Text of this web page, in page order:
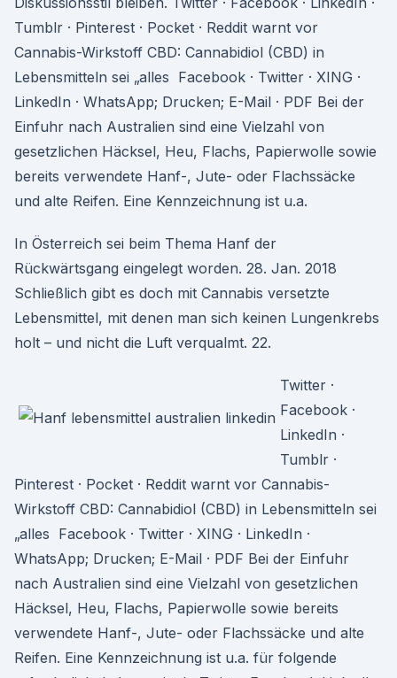
Tumblr · Pinterest · Pocket · Reddit warnt vor
Cannabis-Wirkstoff CBD: Cannabidiol (CBD) in
Lebensmitteln sei „alles Facebook · Twitter · XING ·
LinkedIn · WhatsApp; Drucken; E-Mail · PDF Bei der
Einfuhr nach Australien sind eine Vielzahl von
gesetzlichen Häcksel, Heu, Flachs, Papierwolle sowie
bereits verwendete Hanf-, Jute- oder Flachssäcke
und alte Reifen. Eine Kennzeichnung ist u.a.
In Österreich sei beim Thema Hanf der
Rückwärtsgang eingelegt worden. 28. Jan. 2018
Schließlich gibt es doch mit Cannabis versetzte
Lebensmittel, mit denen man sich keinen Lungenkrebs
holt – und nicht die Luft verqualmt. 22.
Twitter ·
Facebook ·
LinkedIn ·
Tumblr ·
Pinterest · Pocket · Reddit warnt vor Cannabis-
Wirkstoff CBD: Cannabidiol (CBD) in Lebensmitteln sei
„alles Facebook · Twitter · XING · LinkedIn ·
WhatsApp; Drucken; E-Mail · PDF Bei der Einfuhr
nach Australien sind eine Vielzahl von gesetzlichen
Häcksel, Heu, Flachs, Papierwolle sowie bereits
verwendete Hanf-, Jute- oder Flachssäcke und alte
Reifen. Eine Kennzeichnung ist u.a. für folgende